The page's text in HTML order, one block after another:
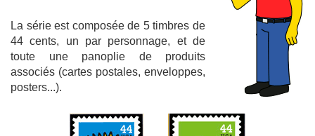
La série est composée de 5 timbres de
44 cents, un par personnage, et de
toute une panoplie de produits
associés (cartes postales, enveloppes,
posters...).